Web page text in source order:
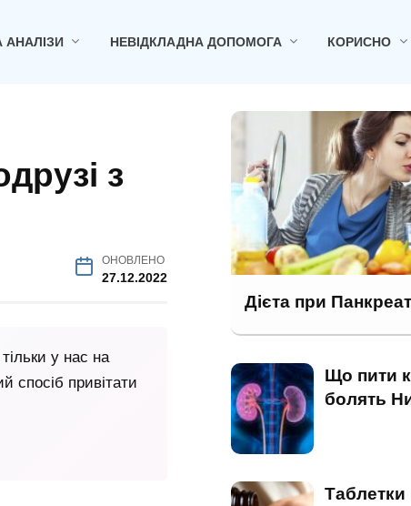
АНАЛІЗИ НЕВІДКЛАДНА ДОПОМОГА КОРИСНО
з
ОНОВЛЕНО
27.12.2022
у нас на
спосіб привітати
Дієта при
Що пити
болять
Таблетки